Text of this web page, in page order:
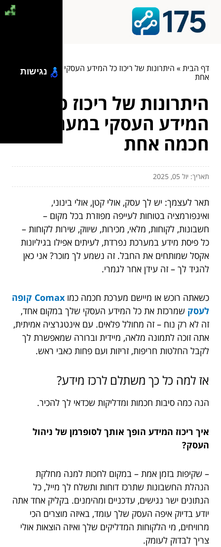
דף הבית» היתרונות של ריכוז כל המידע העסקי במערכת חכמה
אחת
היתרונות של ריכוז כל
המידע העסקי במערכת
חכמה אחת
תאריך: יול 05, 2025
תאר לעצמך: יש לך עסק, אולי קטן, אולי בינוני,
ואינפורמציה בטוחות לעייפה מפוזרת בכל מקום –
חשבונות, לקוחות, מלאי, מכירות, שיווק, שירות לקוחות –
כל פיסת מידע במערכת נפרדת, לעיתים אפילו בגיליונות
אקסל שמותחים את החבל. זה נשמע לך מוכר? אני כאן
להגיד לך – זה עידן אחר לגמרי.
כשאתה רוכש או מיישם מערכת חכמה כמו
Comax קופה
לעסק שמרכזת את כל המידע העסקי שלך במקום אחד,
זה לא רק נוח – זה מחולל פלאים. עם אינטגרציה אמיתית,
אתה זוכה לתמונה מלאה, מיידית וברורה שמאפשרת לך
לקבל החלטות חריפות, זריזות ועם פחות כאבי ראש.
אז למה כל כך משתלם לרכז מידע?
הנה כמה סיבות חכמות ומדליקות שכדאי לך להכיר.
איך ריכוז המידע הופך אותך לסופרמן של ניהול
העסק?
– שקיפות בזמן אמת – במקום לחכות למנה מחלקת
הנהלת החשבונות שתרכז דוחות ותשלח לך מייל, כל
הנתונים ישר נגישים, עדכניים ומהימנים. בקליק אחד אתה
יודע בדיוק איפה העסק שלך עומד, באיזה מוצרים הכי
מרוויחים, מי הלקוחות המדליקים שלך ואיזה הוצאות אולי
צריך לבדוק לעומק.
נגישות